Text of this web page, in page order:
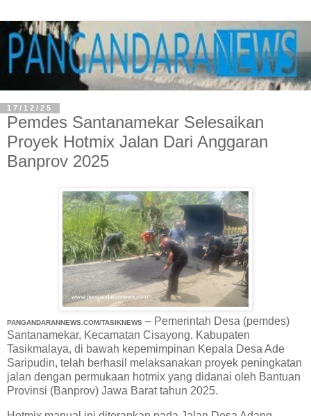
17/12/25
Pemdes Santanamekar Selesaikan
Proyek Hotmix Jalan Dari Anggaran
Banprov 2025
PANGANDARANNEWS.COM/TASIKNEWS – Pemerintah Desa (pemdes)
Santanamekar, Kecamatan Cisayong, Kabupaten
Tasikmalaya, di bawah kepemimpinan Kepala Desa Ade
Saripudin, telah berhasil melaksanakan proyek peningkatan
jalan dengan permukaan hotmix yang didanai oleh Bantuan
Provinsi (Banprov) Jawa Barat tahun 2025.